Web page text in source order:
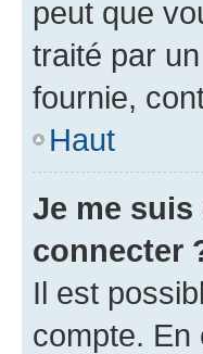
peut que
traité par
fournie,
Haut
Je me
connecter
Il est
compte. En